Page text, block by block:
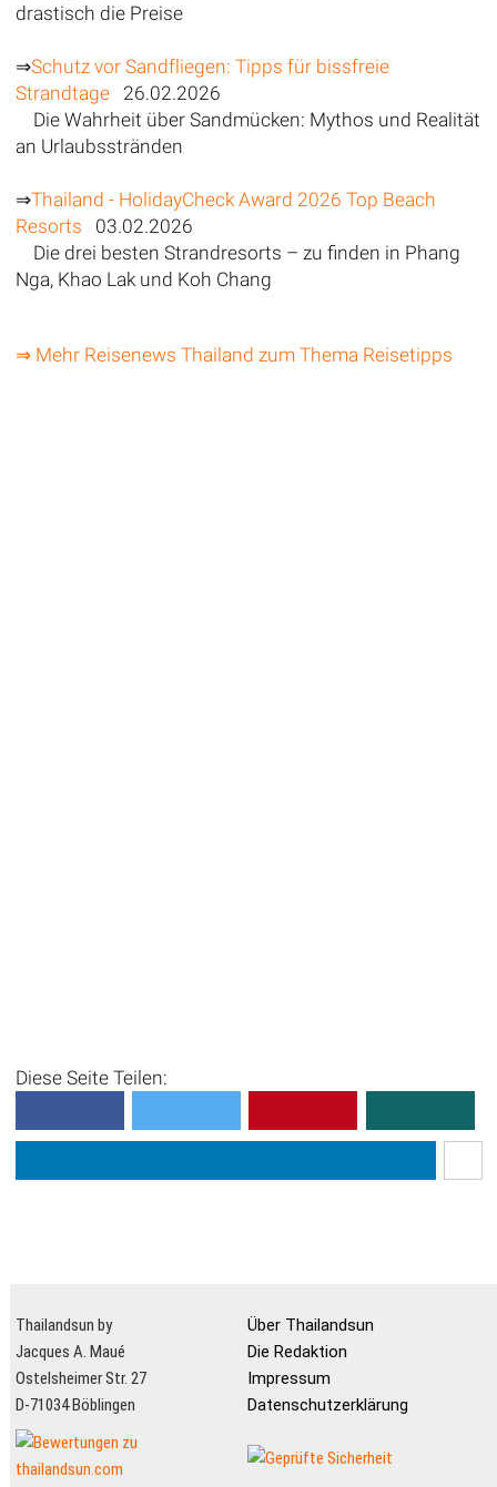
drastisch die Preise
⇒Schutz vor Sandfliegen: Tipps für bissfreie
Strandtage26.02.2026
Die Wahrheit über Sandmücken: Mythos und Realität
an Urlaubsstränden
⇒Thailand - HolidayCheck Award 2026 Top Beach
Resorts 03.02.2026
Die drei besten Strandresorts – zu finden in Phang
Nga, Khao Lak und Koh Chang
⇒ Mehr Reisenews Thailand zum Thema Reisetipps
Diese Seite Teilen:
Thailandsun by
Jacques A. Maué
Ostelsheimer Str. 27
D-71034 Böblingen
Über Thailandsun
Die Redaktion
Impressum
Datenschutzerklärung